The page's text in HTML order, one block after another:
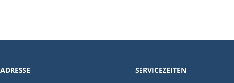
ADRESSE SERVICEZEITEN